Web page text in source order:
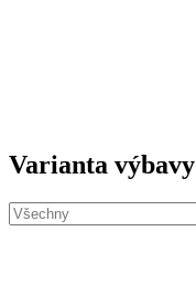
Varianta výbavy